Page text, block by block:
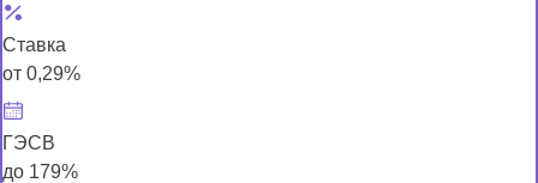
Ставка
от 0,29%
ГЭСВ
до 179%